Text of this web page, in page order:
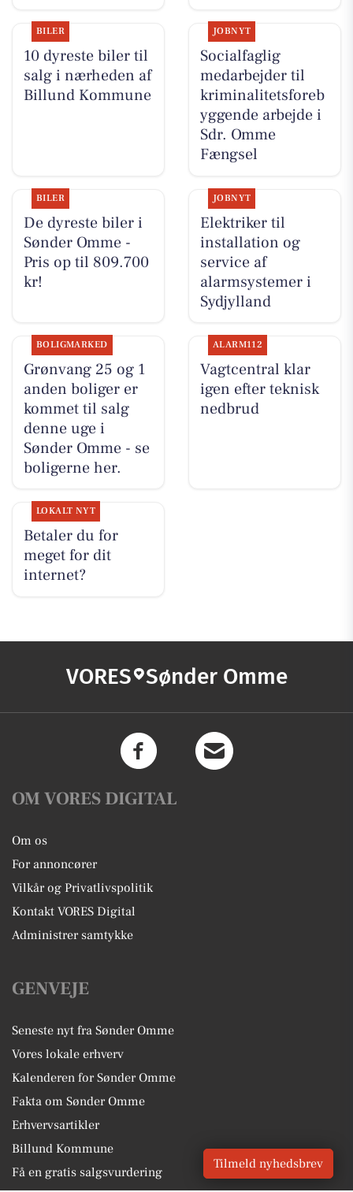
BILER
10 dyreste biler til
salg i nærheden af
Billund Kommune
JOBNYT
Socialfaglig
medarbejder til
kriminalitetsforeb
yggende arbejde i
Sdr. Omme
Fængsel
BILER
De dyreste biler i
Sønder Omme -
Pris op til 809.700
kr!
JOBNYT
Elektriker til
installation og
service af
alarmsystemer i
Sydjylland
BOLIGMARKED
Grønvang 25 og 1
anden boliger er
kommet til salg
denne uge i
Sønder Omme - se
boligerne her.
ALARM112
Vagtcentral klar
igen efter teknisk
nedbrud
LOKALT NYT
Betaler du for
meget for dit
internet?
VORES Sønder Omme
OM VORES DIGITAL
Om os
For annoncører
Vilkår og Privatlivspolitik
Kontakt VORES Digital
Administrer samtykke
GENVEJE
Seneste nyt fra Sønder Omme
Vores lokale erhverv
Kalenderen for Sønder Omme
Fakta om Sønder Omme
Erhvervsartikler
Billund Kommune
Få en gratis salgsvurdering
Tilmeld nyhedsbrev